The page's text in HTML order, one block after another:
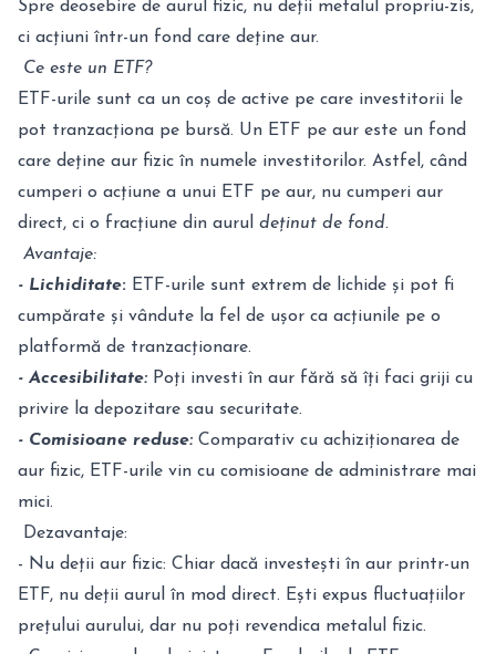
Spre deosebire de aurul fizic, nu deții metalul propriu-zis,
ci acțiuni într-un fond care deține aur.
Ce este un ETF?
ETF-urile sunt ca un coș de active pe care investitorii le
pot tranzacționa pe bursă. Un ETF pe aur este un fond
care deține aur fizic în numele investitorilor. Astfel, când
cumperi o acțiune a unui ETF pe aur, nu cumperi aur
direct, ci o fracțiune din aurul deținut de fond.
Avantaje:
- Lichiditate: ETF-urile sunt extrem de lichide și pot fi
cumpărate și vândute la fel de ușor ca acțiunile pe o
platformă de tranzacționare.
- Accesibilitate: Poți investi în aur fără să îți faci griji cu
privire la depozitare sau securitate.
- Comisioane reduse: Comparativ cu achiziționarea de
aur fizic, ETF-urile vin cu comisioane de administrare mai
mici.
Dezavantaje:
- Nu deții aur fizic: Chiar dacă investești în aur printr-un
ETF, nu deții aurul în mod direct. Ești expus fluctuațiilor
prețului aurului, dar nu poți revendica metalul fizic.